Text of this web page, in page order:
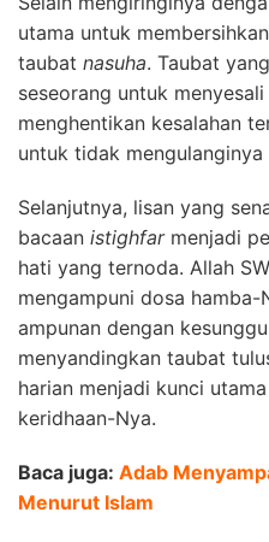
utama untuk
taubat nasuha. Taubat
seseorang untuk
menghentikan kesalahan
untuk tidak mengulanginya
Selanjutnya, lisan yang
bacaan istighfarmenjadi
hati yang ternoda. Allah
mengampuni dosa
ampunan dengan
menyandingkan taubat
harian menjadi kunci
keridhaan-Nya.
Baca juga: Adab
Menurut Islam